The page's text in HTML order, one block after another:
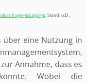
. Stand: o.D.,
eine Nutzung in
Annahme, dass es
Wobei die